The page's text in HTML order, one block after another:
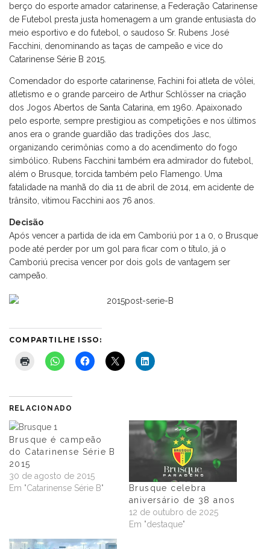
berço do esporte amador catarinense, a Federação Catarinense
de Futebol presta justa homenagem a um grande entusiasta do
meio esportivo e do futebol, o saudoso Sr. Rubens José
Facchini, denominando as taças de campeão e vice do
Catarinense Série B 2015.
Comendador do esporte catarinense, Fachini foi atleta de vôlei,
atletismo e o grande parceiro de Arthur Schlösser na criação
dos Jogos Abertos de Santa Catarina, em 1960. Apaixonado
pelo esporte, sempre prestigiou as competições e nos últimos
anos era o grande guardião das tradições dos Jasc,
organizando cerimônias como a do acendimento do fogo
simbólico. Rubens Facchini também era admirador do futebol,
além o Brusque, torcida também pelo Flamengo. Uma
fatalidade na manhã do dia 11 de abril de 2014, em acidente de
trânsito, vitimou Facchini aos 76 anos.
Decisão
Após vencer a partida de ida em Camboriú por 1 a 0, o Brusque
pode até perder por um gol para ficar com o título, já o
Camboriú precisa vencer por dois gols de vantagem ser
campeão.
COMPARTILHE ISSO:
RELACIONADO
Brusque é campeão
do Catarinense Série B
2015
30 de agosto de 2015
Em "Catarinense Série B"
Brusque celebra
aniversário de 38 anos
12 de outubro de 2025
Em "destaque"